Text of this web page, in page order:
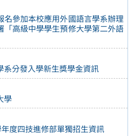
名參加本校應用外國語言學系辦理
「高級中學學生預修大學第二外語
分發入學新生獎學金資訊
學
度四技進修部單獨招生資訊